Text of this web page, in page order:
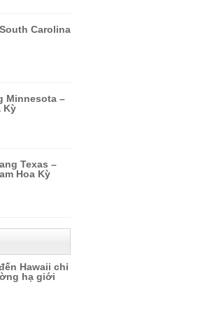
Carolina
Minnesota –
Kỳ
Texas –
Hoa Kỳ
Hawaii chỉ
hạ giới